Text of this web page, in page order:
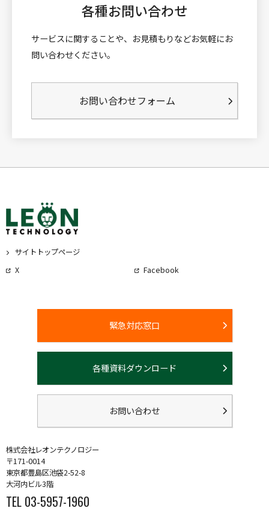
各種お問い合わせ
サービスに関することや、お見積もりなどお気軽にお
問い合わせください。
お問い合わせフォーム
サイトトップページ
X
Facebook
緊急対応窓口
各種資料ダウンロード
お問い合わせ
株式会社レオンテクノロジー
〒171-0014
東京都豊島区池袋2-52-8
大河内ビル3階
TEL 03-5957-1960